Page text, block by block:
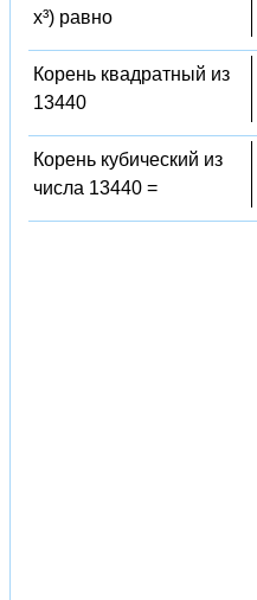
x³) равно
Корень квадратный из
13440
Корень кубический из
числа 13440 =